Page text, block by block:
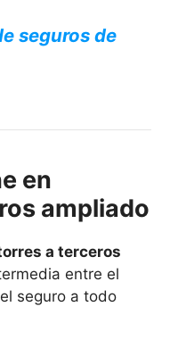
seguros de
en
ampliado
a terceros
entre el
seguro a todo